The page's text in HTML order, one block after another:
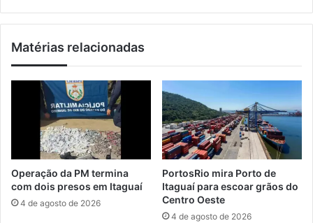
u
a
d
e
r
o
s
O
e
Matérias relacionadas
Operação da PM termina
com dois presos em Itaguaí
4 de agosto de 2026
PortosRio mira Porto de
Itaguaí para escoar grãos do
Centro Oeste
4 de agosto de 2026